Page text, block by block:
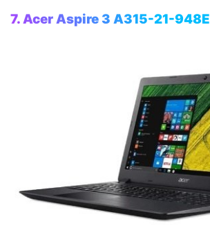
7. Acer Aspire 3 A315-21-948E